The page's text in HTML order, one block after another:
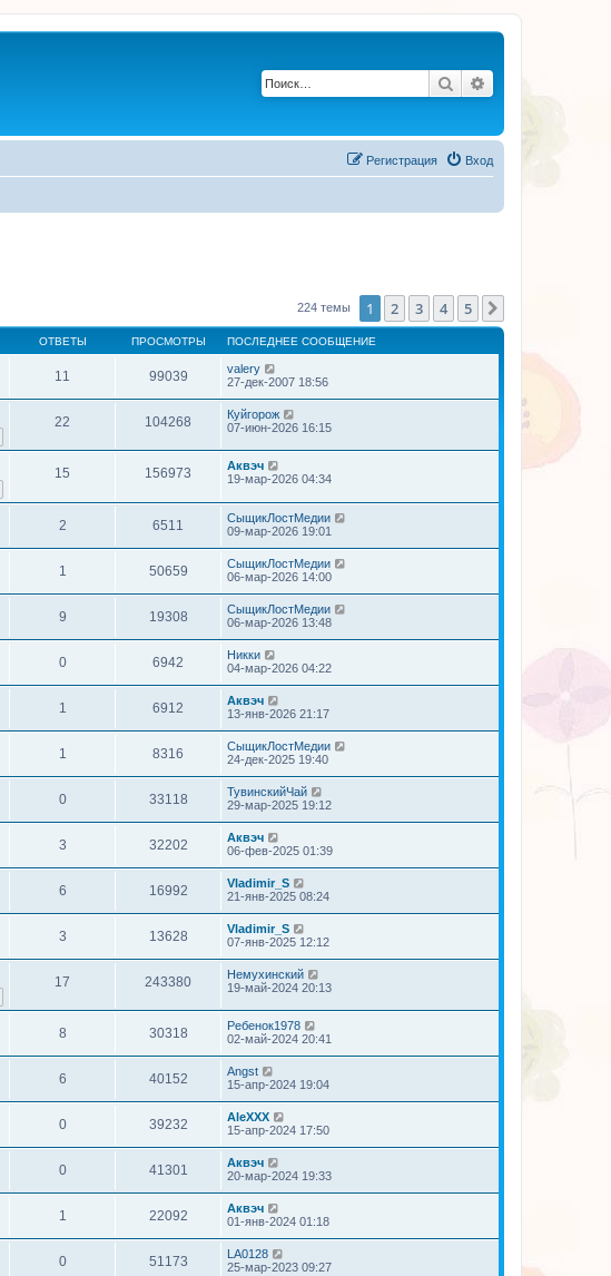
Поиск
Вход
Регистрация
224 темы 1 2 3 4 5
ОТВЕТЫ ПРОСМОТРЫ ПОСЛЕДНЕЕ СООБЩЕНИЕ
11 99039
valery
27-дек-2007 18:56
22 104268
Куйгорож
07-июн-2026 16:15
15 156973
Аквэч
19-мар-2026 04:34
2 6511
СыщикЛостМедии
09-мар-2026 19:01
1 50659
СыщикЛостМедии
06-мар-2026 14:00
9 19308
СыщикЛостМедии
06-мар-2026 13:48
0 6942
Никки
04-мар-2026 04:22
1 6912
Аквэч
13-янв-2026 21:17
1 8316
СыщикЛостМедии
24-дек-2025 19:40
0 33118
ТувинскийЧай
29-мар-2025 19:12
3 32202
Аквэч
06-фев-2025 01:39
6 16992
Vladimir_S
21-янв-2025 08:24
3 13628
Vladimir_S
07-янв-2025 12:12
17 243380
Немухинский
19-май-2024 20:13
8 30318
Ребенок1978
02-май-2024 20:41
6 40152
Angst
15-апр-2024 19:04
0 39232
AleXXX
15-апр-2024 17:50
0 41301
Аквэч
20-мар-2024 19:33
1 22092
Аквэч
01-янв-2024 01:18
0 51173
LA0128
25-мар-2023 09:27